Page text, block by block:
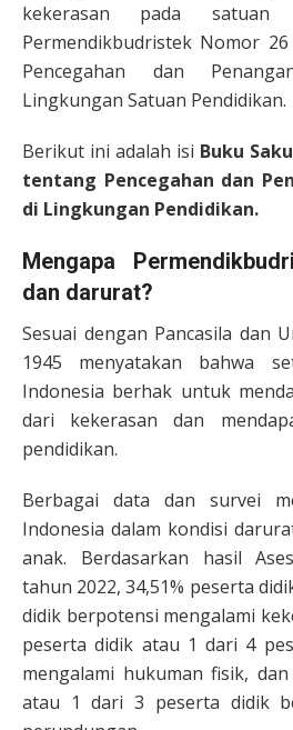
kekerasan pada satuan
Permendikbudristek Nomor
Pencegahan dan
Lingkungan Satuan Pendidikan.
Berikut ini adalah isi Buku
tentang Pencegahan dan
di Lingkungan Pendidikan.
Mengapa
dan darurat?
Sesuai dengan Pancasila dan
1945 menyatakan bahwa
Indonesia berhak untuk
dari kekerasan dan
pendidikan.
Berbagai data dan survei
Indonesia dalam kondisi
anak. Berdasarkan hasil
tahun 2022, 34,51% peserta
didik berpotensi mengalami
peserta didik atau 1 dari 4
mengalami hukuman fisik,
atau 1 dari 3 peserta didik